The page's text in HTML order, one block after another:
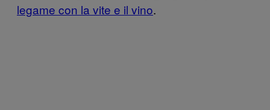
legame con la vite e il vino.